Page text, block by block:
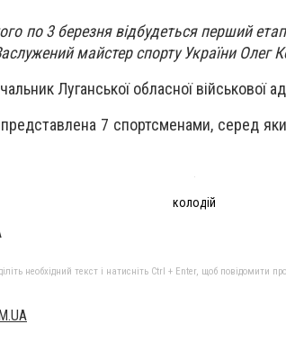
по 3 березня відбудеться перший етап
майстер спорту України Олег
Луганської обласної військової
представлена 7 спортсменами, серед
колодій
необхідний текст і натисніть Ctrl + Enter, щоб повідомити